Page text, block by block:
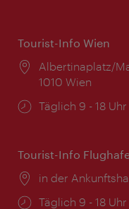
Tourist-Info Wien
Ort:
Albertinaplatz/
1010 Wien
Öffnungszeiten:
Täglich 9 - 18 Uhr
Tourist-Info
Ort:
in der
Öffnungszeiten:
Täglich 9 - 18 Uhr